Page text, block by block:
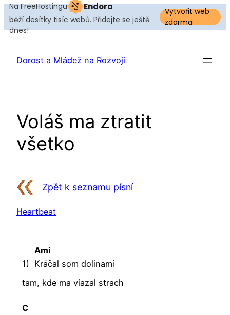
Na FreeHostingu Endora
běží desítky tisíc webů. Přidejte se ještě
dnes!
Vytvořit web
zdarma
obsah
Dorost a Mládež na Rozvoji
Voláš ma ztratit
všetko
Zpět k seznamu písní
Heartbeat
1)
Ami
Kráčal som dolinami
tam, kde ma viazal strach
C